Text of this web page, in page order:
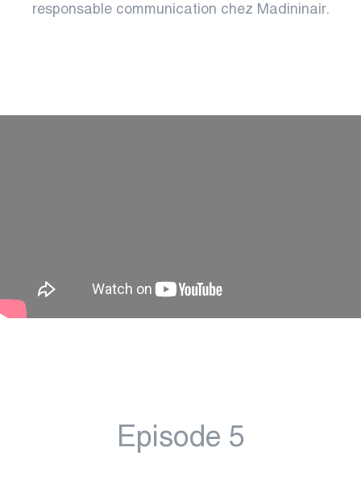
responsable communication chez Madininair.
Episode 5